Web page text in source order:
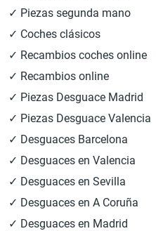
✓ Piezas segunda mano
✓ Coches clásicos
✓ Recambios coches online
✓ Recambios online
✓ Piezas Desguace Madrid
✓ Piezas Desguace Valencia
✓ Desguaces Barcelona
✓ Desguaces en Valencia
✓ Desguaces en Sevilla
✓ Desguaces en A Coruña
✓ Desguaces en Madrid